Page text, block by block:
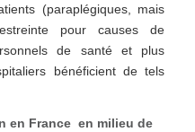
(paraplégiques, mais
pour causes de
de santé et plus
bénéficient de tels
en France en milieu de